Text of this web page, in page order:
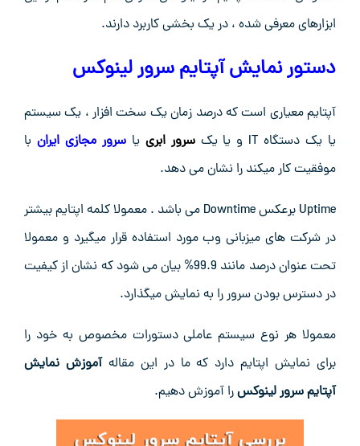
ابزارهای معرفی شده ، در یک بخشی کاربرد دارند.
دستور نمایش آپتایم سرور لینوکس
آپتایم معیاری است که درصد زمان یک سخت افزار ، یک سیستم
یا یک دستگاه IT و یا یک
سرور ابری یاسرور مجازی ایران با
موفقیت کار میکند را نشان می دهد.
Uptime برعکس Downtime می باشد . معمولا کلمه اپتایم بیشتر
در شرکت های میزبانی وب مورد استفاده قرار میگیرد و معمولا
تحت عنوان درصد مانند 99.9% بیان می شود که نشان از کیفیت
در دسترس بودن سرور را به نمایش میگذارد.
معمولا هر نوع سیستم عاملی دستورات مخصوص به خود را
برای نمایش اپتایم دارد که ما در این مقالهآموزش نمایش
آپتایم سرور لینوکسرا آموزش دهیم.